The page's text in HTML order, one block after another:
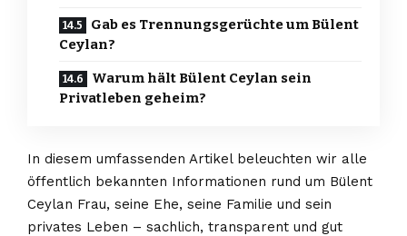
Gab es Trennungsgerüchte um Bülent
Ceylan?
Warum hält Bülent Ceylan sein
Privatleben geheim?
In diesem umfassenden Artikel beleuchten wir alle
öffentlich bekannten Informationen rund um Bülent
Ceylan Frau, seine Ehe, seine Familie und sein
privates Leben – sachlich, transparent und gut